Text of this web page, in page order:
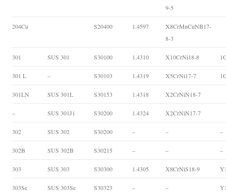
9-5
204Cu S20400 1.4597
X8CrMnCuNB17-
8-3
301 SUS 301 S30100 1.4310 X10CrNi18-8
301 L – S30103 1.4319 X5CrNi17-7
301LN SUS 301L S30153 1.4318 X2CrNiN18-7
– SUS 301J1 S30200 1.4324 X2CrNiN17-7
302 SUS 302 S30200 – – –
302B SUS 302B S30215 – – –
303 SUS 303 S30300 1.4305 X8CrNiS18-9
303Se SUS 303Se S30323 – –